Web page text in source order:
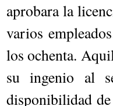
aprobara la
varios
los ochenta.
su ingenio al
disponibilidad